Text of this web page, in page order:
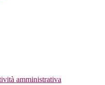
amministrativa